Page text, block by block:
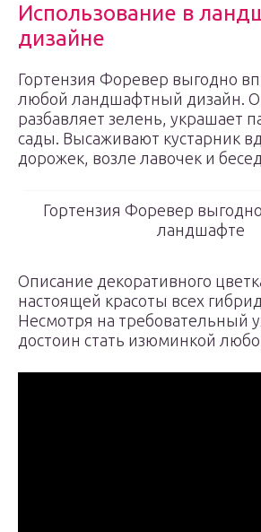
Использование в
дизайне
Гортензия Форевер выгодно
любой ландшафтный дизайн.
разбавляет зелень, украшает
сады. Высаживают кустарник
дорожек, возле лавочек и
Гортензия Форевер
ландшафте
Описание декоративного
настоящей красоты всех
Несмотря на требовательный
достоин стать изюминкой